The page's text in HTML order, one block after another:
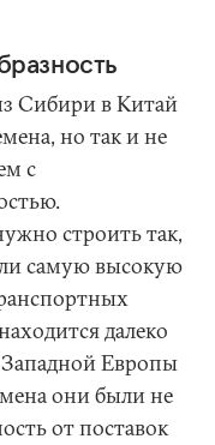
Сибири в Китай
но так и не
с
строить так,
самую высокую
далеко
Европы
они были не
от поставок